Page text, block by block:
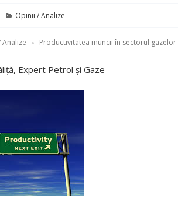
Categorii
Opinii / Analize
Productivitatea muncii în sectorul
Expert Petrol și Gaze